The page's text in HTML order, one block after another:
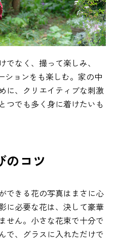
でなく、撮って楽しみ、
ションをも楽しむ。家の中
に、クリエイティブな刺激
つでも多く身に着けたいも
のコツ
できる花の写真はまさに心
に必要な花は、決して豪華
せん。小さな花束で十分で
で、グラスに入れただけで